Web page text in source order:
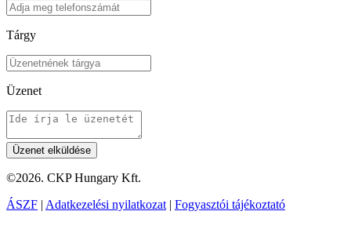
Tárgy
Üzenet
©2026. CKP Hungary Kft.
ÁSZF | Adatkezelési nyilatkozat | Fogyasztói tájékoztató